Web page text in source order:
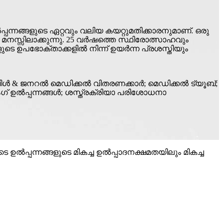
ഏറ്റവും വലിയ കയറ്റുമതിക്കാരനുമാണ്. ഒരു
25 വർഷത്തെ സ്ഥിരോത്സാഹവും
ഉപഭോക്താക്കളിൽ നിന്ന് ഉയർന്ന പ്രശസ്തിയും
& ജനറൽ മെഡിക്കൽ വിതരണക്കാർ; മെഡിക്കൽ ട്യൂബ്;
ശസ്ത്രക്രിയാ പരിശോധനാ